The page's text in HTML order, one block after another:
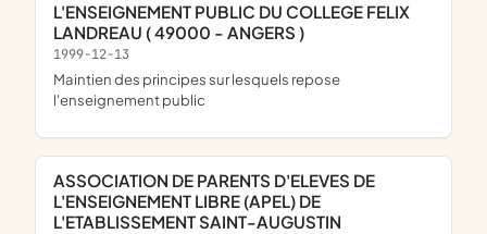
L'ENSEIGNEMENT PUBLIC DU COLLEGE FELIX
LANDREAU ( 49000 - ANGERS )
1999-12-13
maintien des principes sur lesquels repose
l'enseignement public
ASSOCIATION DE PARENTS D'ELEVES DE
L'ENSEIGNEMENT LIBRE (APEL) DE
L'ETABLISSEMENT SAINT-AUGUSTIN